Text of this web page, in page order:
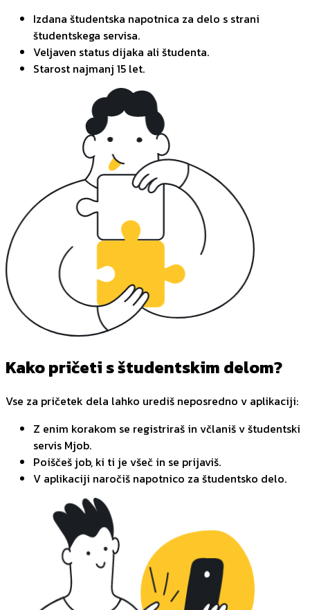
Izdana študentska napotnica za delo s strani
študentskega servisa.
Veljaven status dijaka ali študenta.
Starost najmanj 15 let.
Kako pričeti s študentskim delom?
Vse za pričetek dela lahko urediš neposredno v aplikaciji:
Z enim korakom se registriraš in včlaniš v študentski
servis Mjob.
Poiščeš job, ki ti je všeč in se prijaviš.
V aplikaciji naročiš napotnico za študentsko delo.